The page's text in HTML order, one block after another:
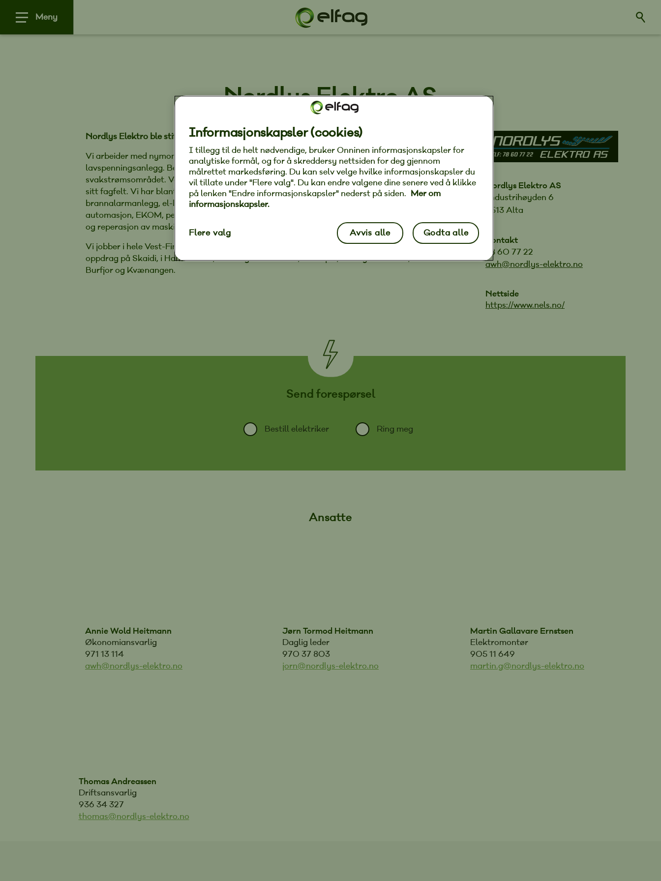
Meny
Nordlys Elektro AS
Nordlys Elektro ble stiftet i 2006 og har i dag 19 ansatte.
Vi arbeider med nymontering, reparasjon og vedlikehold av elektriske
lavspenningsanlegg. Bedriften har en god og bred kompetanse innenfor
svakstrømsområdet. Våre ansatte har spesialisert seg på forskjellige områder innenfor
sitt fagfelt. Vi har blant annet ansatte som har kompetanse innen for
brannalarmanlegg, el-kontroll for bolig, el-kontroll for næring, termografering,
automasjon, EKOM, periodisk kontroll av fartøy under 15 m, smarthus, industri, feilsøk
og reperasjon av maskiner, maritime anlegg, ladestasjoner for el-bil.
Vi jobber i hele Vest-Finnmark som Alta, Øksfjord og Kautokeino. I tillegg tar vi
oppdrag på Skaidi, i Hammerfest, Porsanger kommune, Karasjok, Måsøy kommune,
Burfjor og Kvænangen.
Nordlys Elektro AS
Industrihøyden 6
9513 Alta
Kontakt
78 60 77 22
awh@nordlys-elektro.no
Nettside
https://www.nels.no/
Send forespørsel
Bestill elektriker Ring meg
Ansatte
Annie Wold Heitmann
Økonomiansvarlig
971 13 114
awh@nordlys-elektro.no
Jørn Tormod Heitmann
Daglig leder
970 37 803
jorn@nordlys-elektro.no
Martin Gallavare Ernstsen
Elektromontør
905 11 649
martin.g@nordlys-elektro.no
Thomas Andreassen
Driftsansvarlig
936 34 327
thomas@nordlys-elektro.no
Informasjonskapsler (cookies)
I tillegg til de helt nødvendige, bruker Onninen informasjonskapsler for
analytiske formål, og for å skreddersy nettsiden for deg gjennom
målrettet markedsføring. Du kan selv velge hvilke informasjonskapsler du
vil tillate under "Flere valg". Du kan endre valgene dine senere ved å klikke
på lenken "Endre informasjonskapsler" nederst på siden. Mer om
informasjonskapsler.
Flere valg Avvis alle Godta alle